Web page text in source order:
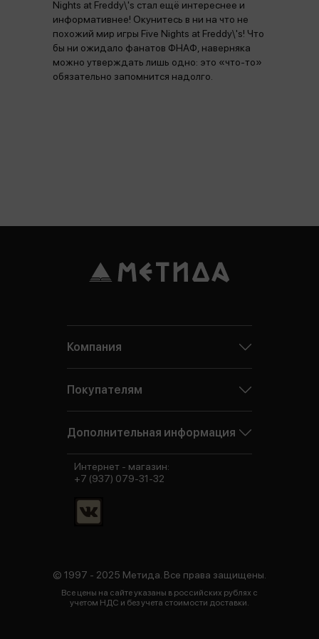
Nights at Freddy\'s стал ещё интереснее и
информативнее! Окунитесь в ни на что не
похожий мир игры Five Nights at Freddy\'s! Что
бы ни ожидало фанатов ФНАФ, наверняка
можно утверждать лишь одно: это «что-то»
обязательно запомнится надолго.
Компания
Покупателям
Дополнительная информация
© 1997 - 2025 Метида. Все права защищены.
Все цены на сайте указаны в российских рублях с
учетом НДС и без учета стоимости доставки.
Интернет - магазин:
+7 (937) 079-31-32